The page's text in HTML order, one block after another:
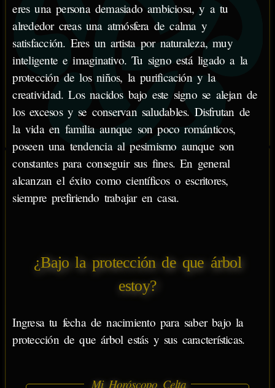
eres una persona demasiado ambiciosa, y a tu
alrededor creas una atmósfera de calma y
satisfacción. Eres un artista por naturaleza, muy
inteligente e imaginativo. Tu signo está ligado a la
protección de los niños, la purificación y la
creatividad. Los nacidos bajo este signo se alejan de
los excesos y se conservan saludables. Disfrutan de
la vida en familia aunque son poco románticos,
poseen una tendencia al pesimismo aunque son
constantes para conseguir sus fines. En general
alcanzan el éxito como científicos o escritores,
siempre prefiriendo trabajar en casa.
¿Bajo la protección de que árbol
estoy?
Ingresa tu fecha de nacimiento para saber bajo la
protección de que árbol estás y sus características.
Mi Horóscopo Celta